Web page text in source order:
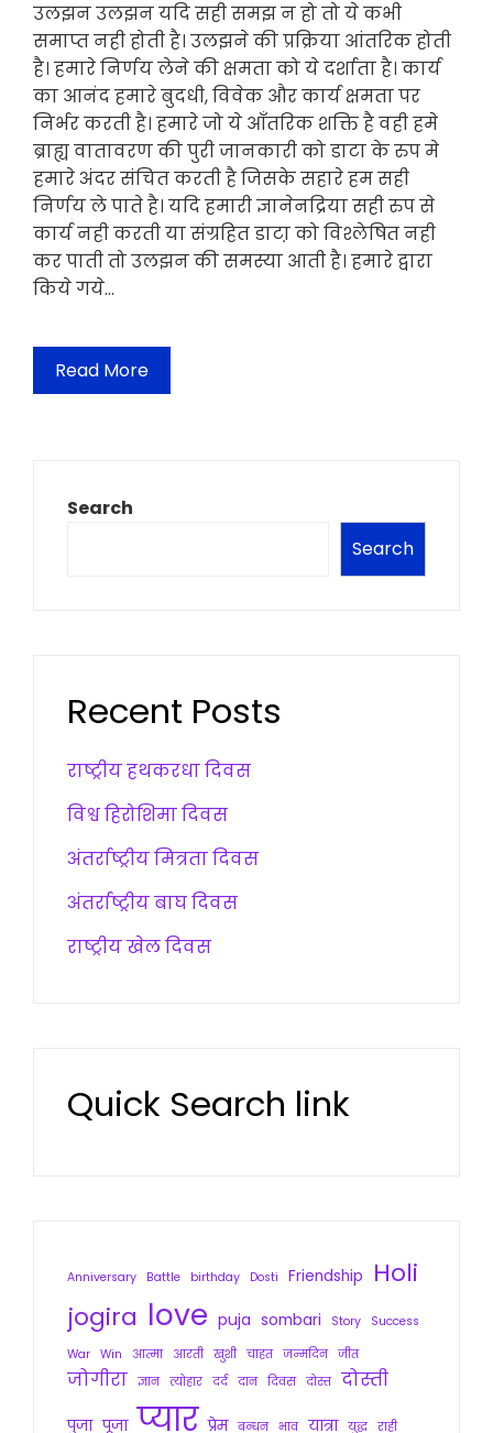
उलझन उलझन यदि सही समझ न हो तो ये कभी
समाप्त नही होती है। उलझने की प्रक्रिया आंतरिक होती
है। हमारे निर्णय लेने की क्षमता को ये दर्शाता है। कार्य
का आनंद हमारे बुदधी, विवेक और कार्य क्षमता पर
निर्भर करती है। हमारे जो ये आँतरिक शक्ति है वही हमे
ब्राह्य वातावरण की पुरी जानकारी को डाटा के रुप मे
हमारे अंदर संचित करती है जिसके सहारे हम सही
निर्णय ले पाते है। यदि हमारी ज्ञानेनद्रिया सही रुप से
कार्य नही करती या संग्रहित डाटा़ को विश्लेषित नही
कर पाती तो उलझन की समस्या आती है। हमारे द्वारा
किये गये…
Read More
Search
Search
Recent Posts
राष्ट्रीय हथकरधा दिवस
विश्व हिरोशिमा दिवस
अंतर्राष्ट्रीय मित्रता दिवस
अंतर्राष्ट्रीय बाघ दिवस
राष्ट्रीय खेल दिवस
Quick Search link
Anniversary Battle birthday Dosti Friendship
Holi
jogira love puja sombari Story
Success
War Win आत्मा आरती खुशी चाहत जन्मदिन जीत
जोगीरा ज्ञान त्योहार दर्द दान दिवस दोस्त दोस्ती
पुजा पूजा प्यार प्रेम बन्धन भाव यात्रा युद्ध राही